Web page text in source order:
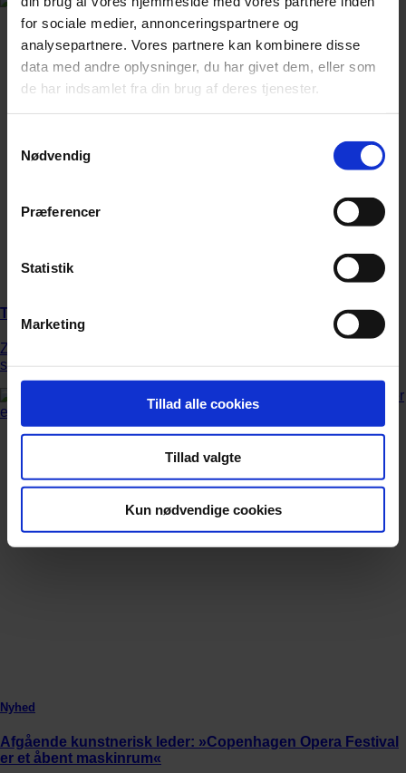
for sociale medier, annonceringspartnere og
analysepartnere. Vores partnere kan kombinere disse
data med andre oplysninger, du har givet dem, eller som
de har indsamlet fra din brug af deres tjenester.
Nødvendig
Præferencer
Statistik
Marketing
Tillad alle cookies
Tillad valgte
Kun nødvendige cookies
Tysk tv-station får hug efter censur
ZDF anklages for kujonagtig opførsel efter at have forbudt en
sang med Igor Levit og Danger Dan.
Nyhed
Afgående kunstnerisk leder: »Copenhagen Opera Festival
er et åbent maskinrum«